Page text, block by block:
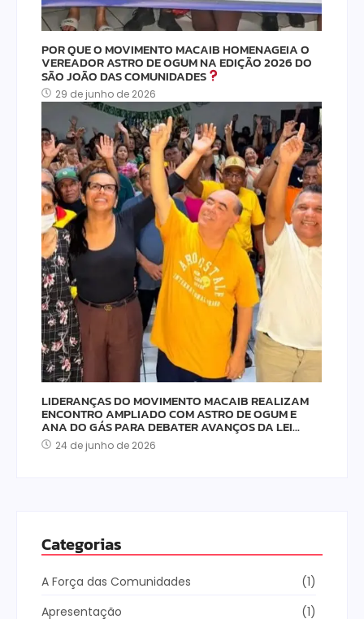
POR QUE O MOVIMENTO MACAIB HOMENAGEIA O
VEREADOR ASTRO DE OGUM NA EDIÇÃO 2026 DO
SÃO JOÃO DAS COMUNIDADES
29 de junho de 2026
LIDERANÇAS DO MOVIMENTO MACAIB REALIZAM
ENCONTRO AMPLIADO COM ASTRO DE OGUM E
ANA DO GÁS PARA DEBATER AVANÇOS DA LEI…
24 de junho de 2026
Categorias
A Força das Comunidades
(1)
Apresentação
(1)